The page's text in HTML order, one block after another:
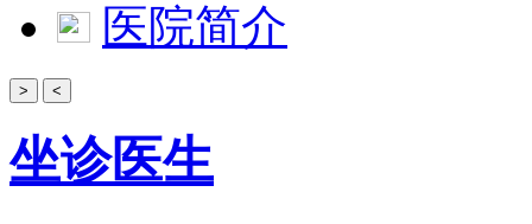
医院简介
> <
坐诊医生